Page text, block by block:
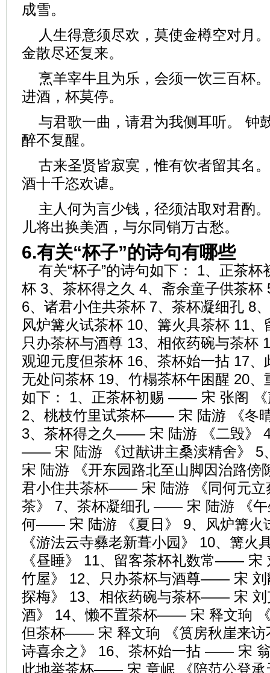
成雪。
人生得意须尽欢，莫使金樽空对月
金散尽还复来。
烹羊宰牛且为乐，会须一饮三百杯
进酒，杯莫停。
与君歌一曲，请君为我侧耳听。 钟
醉不复醒。
古来圣贤皆寂寞，惟有饮者留其名
酒十千恣欢谑。
主人何为言少钱，径须沽取对君酌
儿将出换美酒，与尔同销万古愁。
6.有关“杯子”的诗句有哪些
有关“杯子”的诗句如下： 1、正茶
杯 3、茶杯得之久 4、斋余童子供茶杯
6、诸君小住共茶杯 7、茶杯凝细孔 8
风炉篝火试茶杯 10、篝火具茶杯 11
只办茶杯与酒尊 13、相依药碗与茶杯
观迎元度但茶杯 16、茶杯始一拈 17
无处问茶杯 19、竹榻茶杯午困醒 20
如下： 1、正茶杯初赐 —— 宋 张阁 《
2、桃枝竹里试茶杯—— 宋 陆游 《冬
3、茶杯得之久—— 宋 陆游 《二毁》
—— 宋 陆游 《过猷讲主桑渎精舍》
宋 陆游 《开东园路北至山脚因治路傍
君小住共茶杯—— 宋 陆游 《同何元立
茶》 7、茶杯凝细孔 —— 宋 陆游 《午
何—— 宋 陆游 《夏日》 9、风炉篝
《游法云寺彝老新葺小园》 10、篝
《昼睡》 11、留客茶杯礼数常—— 宋
竹屋》 12、只办茶杯与酒尊—— 宋 刘
探梅》 13、相依药碗与茶杯—— 宋 刘
酒》 14、懒不置茶杯—— 宋 释文珦
但茶杯—— 宋 释文珦 《筼房秋崖来访
诗喜余之》 16、茶杯始一拈 —— 宋
此地举茶杯—— 宋 章岷 《陪范公登承